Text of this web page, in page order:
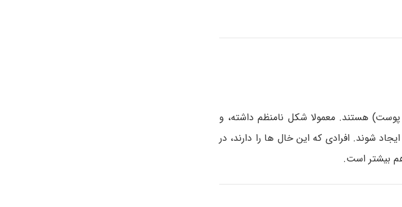
هستند. معمولا شکل نامنظم داشته، و
شوند. افرادی که این خال ها را دارند، در
هم بیشتر است.